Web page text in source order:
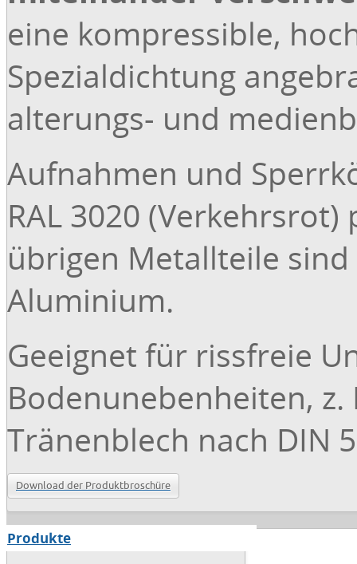
eine kompressible,
Spezialdichtung
alterungs- und
Aufnahmen und
RAL 3020
übrigen Metallteile
Aluminium.
Geeignet für rissfreie
Bodenunebenheiten, z.
Tränenblech nach DIN
Download der Produktbroschüre
Produkte